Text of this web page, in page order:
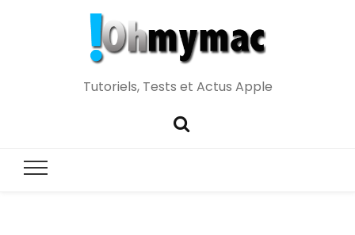
Tutoriels, Tests et Actus Apple